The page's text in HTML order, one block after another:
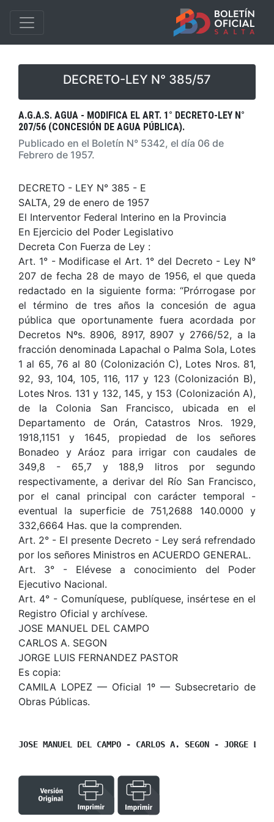
DECRETO-LEY N° 385/57
A.G.A.S. AGUA - MODIFICA EL ART. 1° DECRETO-LEY N°
207/56 (CONCESIÓN DE AGUA PÚBLICA).
Publicado en el Boletín N° 5342, el día 06 de
Febrero de 1957.
DECRETO - LEY N° 385 - E
SALTA, 29 de enero de 1957
El Interventor Federal Interino en la Provincia
En Ejercicio del Poder Legislativo
Decreta Con Fuerza de Ley :
Art. 1° - Modificase el Art. 1° del Decreto - Ley N°
207 de fecha 28 de mayo de 1956, el que queda
redactado en la siguiente forma: “Prórrogase por
el término de tres años la concesión de agua
pública que oportunamente fuera acordada por
Decretos Nºs. 8906, 8917, 8907 y 2766/52, a la
fracción denominada Lapachal o Palma Sola, Lotes
1 al 65, 76 al 80 (Colonización C), Lotes Nros. 81,
92, 93, 104, 105, 116, 117 y 123 (Colonización B),
Lotes Nros. 131 y 132, 145, y 153 (Colonización A),
de la Colonia San Francisco, ubicada en el
Departamento de Orán, Catastros Nros. 1929,
1918,1151 y 1645, propiedad de los señores
Bonadeo y Aráoz para irrigar con caudales de
349,8 - 65,7 y 188,9 litros por segundo
respectivamente, a derivar del Río San Francisco,
por el canal principal con carácter temporal -
eventual la superficie de 751,2688 140.0000 y
332,6664 Has. que la comprenden.
Art. 2° - El presente Decreto - Ley será refrendado
por los señores Ministros en ACUERDO GENERAL.
Art. 3° - Elévese a conocimiento del Poder
Ejecutivo Nacional.
Art. 4° - Comuníquese, publíquese, insértese en el
Registro Oficial y archívese.
JOSE MANUEL DEL CAMPO
CARLOS A. SEGON
JORGE LUIS FERNANDEZ PASTOR
Es copia:
CAMILA LOPEZ — Oficial 1º — Subsecretario de
Obras Públicas.
JOSE MANUEL DEL CAMPO - CARLOS A. SEGON - JORGE LUIS